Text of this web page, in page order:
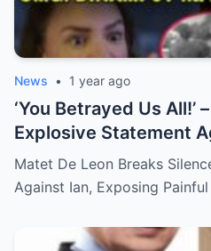
News • 1 year ago
‘You Betrayed Us All!’
Explosive Statement
National Outrage Over
Long-Buried Conflicts
Matet De Leon Breaks
Against Ian, Exposing